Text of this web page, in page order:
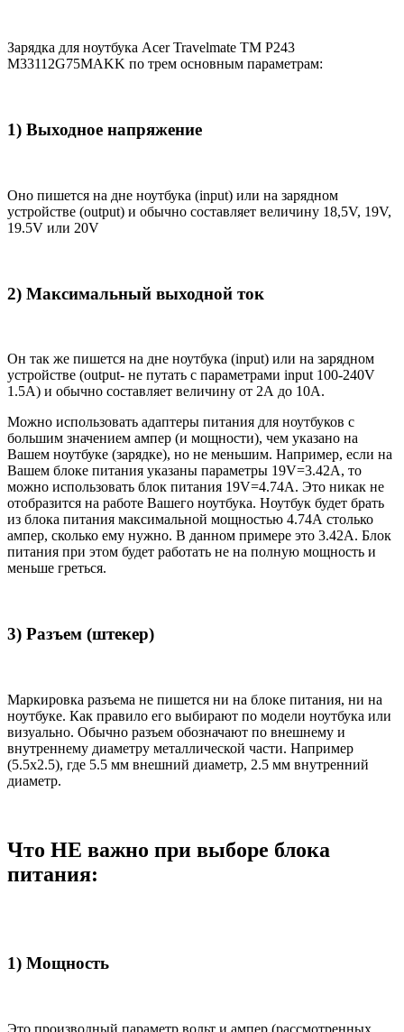
Зарядка для ноутбука Acer Travelmate TM P243
M33112G75MAKK по трем основным параметрам:
1) Выходное напряжение
Оно пишется на дне ноутбука (input) или на зарядном
устройстве (output) и обычно составляет величину 18,5V, 19V,
19.5V или 20V
2) Максимальный выходной ток
Он так же пишется на дне ноутбука (input) или на зарядном
устройстве (output- не путать с параметрами input 100-240V
1.5A) и обычно составляет величину от 2А до 10A.
Можно использовать адаптеры питания для ноутбуков с
большим значением ампер (и мощности), чем указано на
Вашем ноутбуке (зарядке), но не меньшим. Например, если на
Вашем блоке питания указаны параметры 19V=3.42A, то
можно использовать блок питания 19V=4.74A. Это никак не
отобразится на работе Вашего ноутбука. Ноутбук будет брать
из блока питания максимальной мощностью 4.74А столько
ампер, сколько ему нужно. В данном примере это 3.42А. Блок
питания при этом будет работать не на полную мощность и
меньше греться.
3) Разъем (штекер)
Маркировка разъема не пишется ни на блоке питания, ни на
ноутбуке. Как правило его выбирают по модели ноутбука или
визуально. Обычно разъем обозначают по внешнему и
внутреннему диаметру металлической части. Например
(5.5x2.5), где 5.5 мм внешний диаметр, 2.5 мм внутренний
диаметр.
Что НЕ важно при выборе блока
питания:
1) Мощность
Это производный параметр вольт и ампер (рассмотренных